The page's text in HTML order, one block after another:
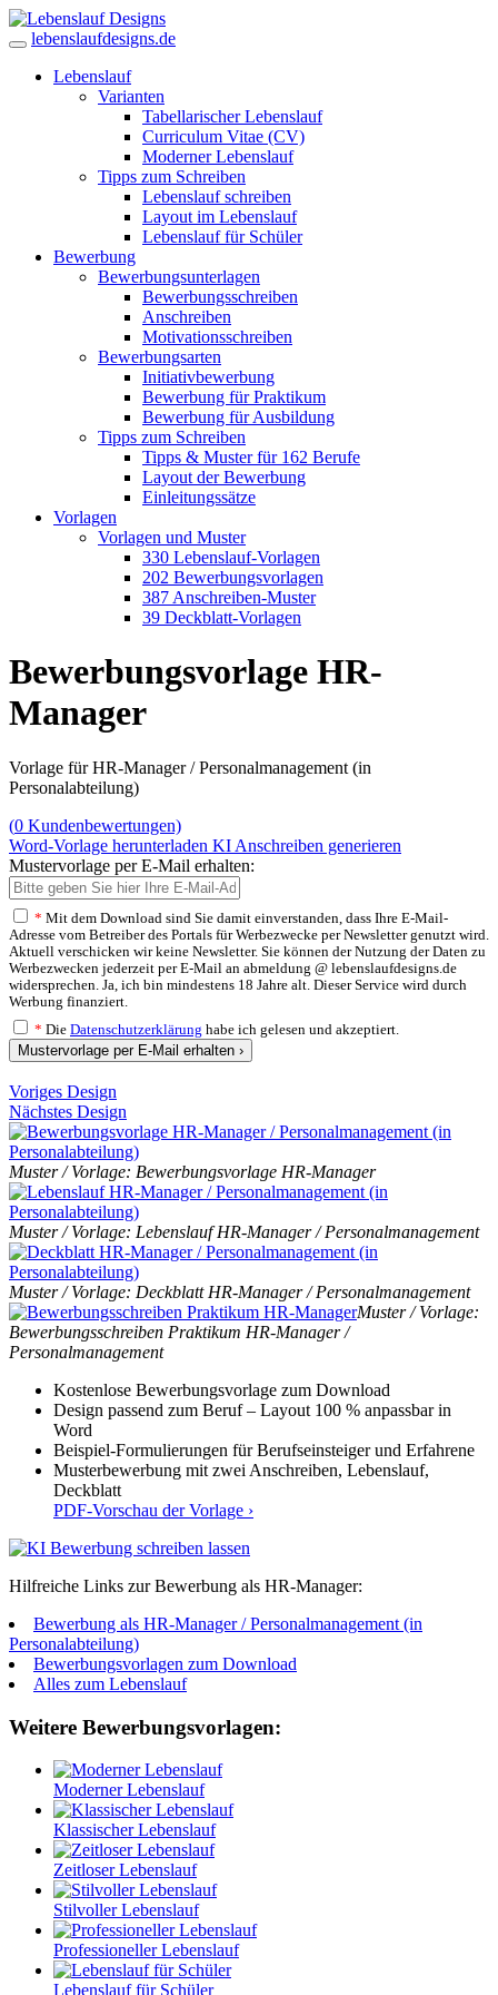
lebenslaufdesigns.de
Lebenslauf
Varianten
Tabellarischer Lebenslauf
Curriculum Vitae (CV)
Moderner Lebenslauf
Tipps zum Schreiben
Lebenslauf schreiben
Layout im Lebenslauf
Lebenslauf für Schüler
Bewerbung
Bewerbungsunterlagen
Bewerbungsschreiben
Anschreiben
Motivationsschreiben
Bewerbungsarten
Initiativbewerbung
Bewerbung für Praktikum
Bewerbung für Ausbildung
Tipps zum Schreiben
Tipps & Muster für 162 Berufe
Layout der Bewerbung
Einleitungssätze
Vorlagen
Vorlagen und Muster
330 Lebenslauf-Vorlagen
202 Bewerbungsvorlagen
387 Anschreiben-Muster
39 Deckblatt-Vorlagen
Bewerbungsvorlage HR-
Manager
Vorlage für HR-Manager / Personalmanagement (in
Personalabteilung)
(0 Kundenbewertungen)
Word-Vorlage herunterladen KI Anschreiben generieren
Mustervorlage per E-Mail erhalten:
* Mit dem Download sind Sie damit einverstanden, dass Ihre E-Mail-
Adresse vom Betreiber des Portals für Werbezwecke per Newsletter genutzt wird.
Aktuell verschicken wir keine Newsletter. Sie können der Nutzung der Daten zu
Werbezwecken jederzeit per E-Mail an abmeldung @ lebenslaufdesigns.de
widersprechen. Ja, ich bin mindestens 18 Jahre alt. Dieser Service wird durch
Werbung finanziert.
* Die Datenschutzerklärung habe ich gelesen und akzeptiert.
Mustervorlage per E-Mail erhalten ›
Voriges Design
Nächstes Design
Muster / Vorlage: Bewerbungsvorlage HR-Manager
Muster / Vorlage: Lebenslauf HR-Manager / Personalmanagement
Muster / Vorlage: Deckblatt HR-Manager / Personalmanagement
Muster / Vorlage:
Bewerbungsschreiben Praktikum HR-Manager /
Personalmanagement
Kostenlose Bewerbungsvorlage zum Download
Design passend zum Beruf – Layout 100 % anpassbar in
Word
Beispiel-Formulierungen für Berufseinsteiger und Erfahrene
Musterbewerbung mit zwei Anschreiben, Lebenslauf,
Deckblatt
PDF-Vorschau der Vorlage ›
Hilfreiche Links zur Bewerbung als HR-Manager:
Bewerbung als HR-Manager / Personalmanagement (in
Personalabteilung)
Bewerbungsvorlagen zum Download
Alles zum Lebenslauf
Weitere Bewerbungsvorlagen:
Moderner Lebenslauf
Klassischer Lebenslauf
Zeitloser Lebenslauf
Stilvoller Lebenslauf
Professioneller Lebenslauf
Lebenslauf für Schüler